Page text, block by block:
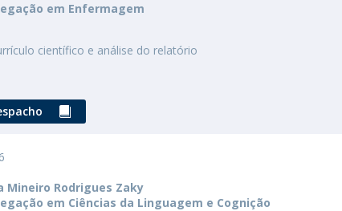
em Enfermagem
científico e análise do relatório
Mineiro Rodrigues Zaky
em Ciências da Linguagem e Cognição